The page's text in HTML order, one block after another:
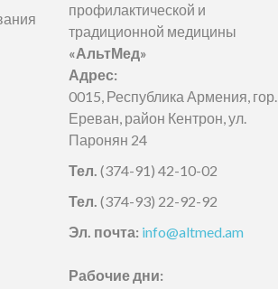
профилактической и
традиционной медицины
«АльтМед»
Адрес:
0015, Республика Армения, гор.
Ереван, район Кентрон, ул.
Паронян 24
Тел. (374-91) 42-10-02
Тел. (374-93) 22-92-92
Эл. почта: info@altmed.am
Рабочие дни: